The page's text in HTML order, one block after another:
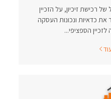
רכישת זיכיון, על הזכיין
כדאיות ונכונות העסקה
הספציפי...